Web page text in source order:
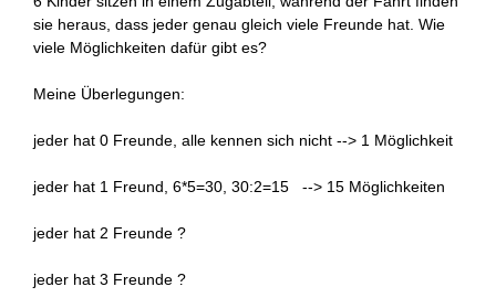
sie heraus, dass jeder genau gleich viele Freunde hat. Wie
viele Möglichkeiten dafür gibt es?
Meine Überlegungen:
jeder hat 0 Freunde, alle kennen sich nicht --> 1 Möglichkeit
jeder hat 1 Freund, 6*5=30, 30:2=15 --> 15 Möglichkeiten
jeder hat 2 Freunde ?
jeder hat 3 Freunde ?